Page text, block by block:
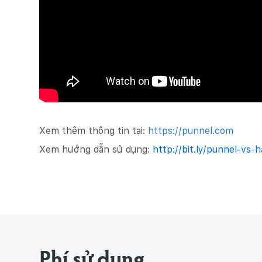
Xem thêm thông tin tại: https://punnel.com
Xem hướng dẫn sử dụng: http://bit.ly/punnel-vs-